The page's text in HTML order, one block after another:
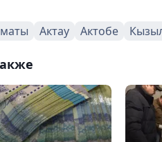
Актау Актобе